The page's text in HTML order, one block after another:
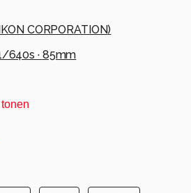
CORPORATION)
640s · 85mm